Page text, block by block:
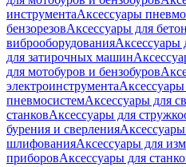
инструментаАксессуары
бензорезовАксессуары для
виброоборудованияАксессуары
для затирочных машин
для мотобуров и бензобуров
электроинструмента
пневмосистемАксессуары для
станковАксессуары для
бурения и сверления
шлифованияАксессуары для
приборовАксессуары для